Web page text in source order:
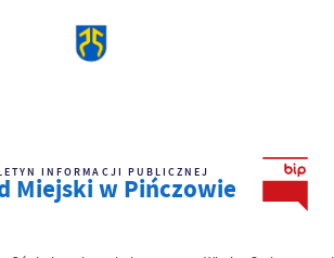
INFORMACJI PUBLICZNEJ
Miejski w Pińczowie